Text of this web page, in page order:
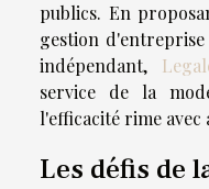
publics. En
gestion
indépendant,
service de la
l'efficacité rime avec
Les défis de